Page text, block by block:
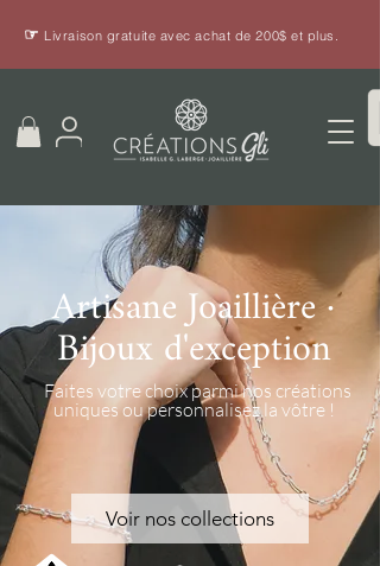
☞ Livraison gratuite avec achat de 200$ et plus.
Artisane Joaillière ·
Bijoux d'exception
Faites votre choix parmi nos créations
uniques ou personnalisez la vôtre !
Voir nos collections